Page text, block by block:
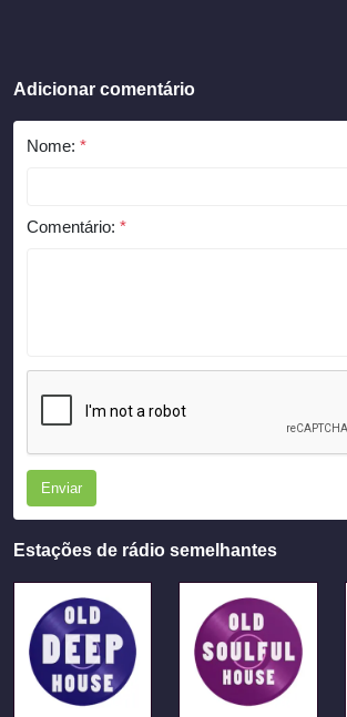
Adicionar comentário
Nome: *
Comentário: *
Enviar
Estações de rádio semelhantes